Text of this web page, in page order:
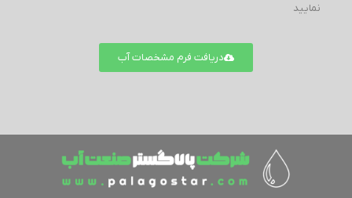
نمایید
دریافت فرم مشخصات آب